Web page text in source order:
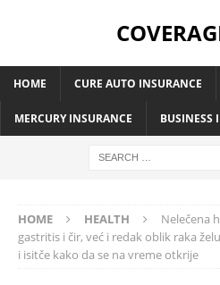
HOME CURE AUTO INSURANCE
MERCURY INSURANCE BUSINESS
HOME HEALTH
Nelečena
gastritis i čir, već i redak oblik raka
i isitče kako da se na vreme otkrije